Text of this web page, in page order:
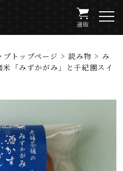
トップページ > 読み物 > み
「みずかがみ」と千紀園スイ